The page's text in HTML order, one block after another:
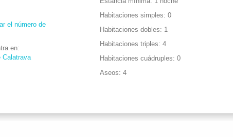
el número de
en
Calatrava
Habitaciones simples
0
Habitaciones dobles
1
Habitaciones triples
4
Habitaciones cuádruples
0
Aseos
4